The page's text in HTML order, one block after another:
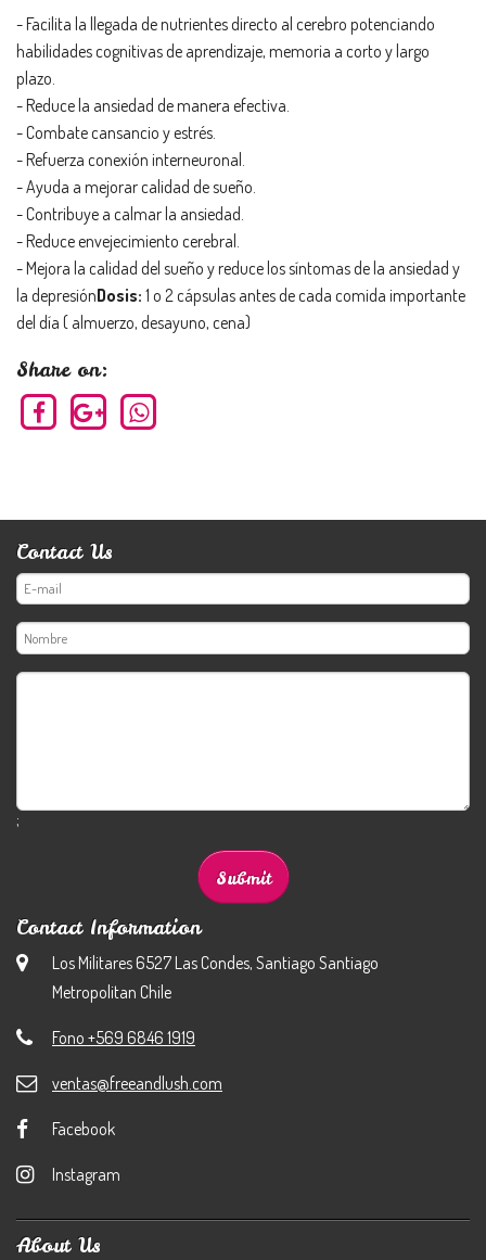
- Facilita la llegada de nutrientes directo al cerebro potenciando
habilidades cognitivas de aprendizaje, memoria a corto y largo
plazo.
- Reduce la ansiedad de manera efectiva.
- Combate cansancio y estrés.
- Refuerza conexión interneuronal.
- Ayuda a mejorar calidad de sueño.
- Contribuye a calmar la ansiedad.
- Reduce envejecimiento cerebral.
- Mejora la calidad del sueño y reduce los síntomas de la ansiedad y
la depresiónDosis: 1 o 2 cápsulas antes de cada comida importante
del día ( almuerzo, desayuno, cena)
Share on:
Contact Us
;
Contact Information
Los Militares 6527 Las Condes, Santiago Santiago
Metropolitan Chile
Fono +569 6846 1919
ventas@freeandlush.com
Facebook
Instagram
About Us